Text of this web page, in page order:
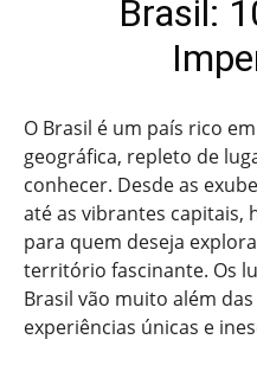
Brasil:
O Brasil é um país rico
geográfica, repleto de
conhecer. Desde as
até as vibrantes capitais,
para quem deseja
território fascinante. Os
Brasil vão muito além
experiências únicas e